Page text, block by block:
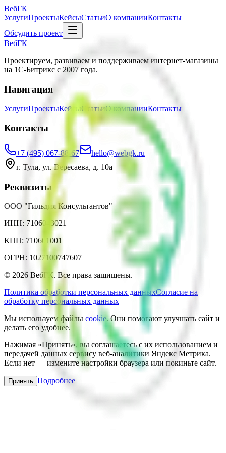
ВебГК
УслугиПроектыКейсыСтатьиО компанииКонтакты
Обсудить проект
ВебГК
Проектируем, развиваем и поддерживаем интернет-магазины
на 1С-Битрикс с 2007 года.
Навигация
УслугиПроектыКейсыСтатьиО компанииКонтакты
Контакты
+7 (495) 067-88-67
hello@webgk.ru
г. Тула, ул. Вересаева, д. 10а
Реквизиты
ООО "Гильдия Консультантов"
ИНН: 7106043021
КПП: 710601001
ОГРН: 1027100747607
© 2026 ВебГК. Все права защищены.
Политика обработки персональных данныхСогласие на
обработку персональных данных
Мы используем файлы cookie. Они помогают улучшать сайт и
делать его удобнее.
Нажимая «Принять», вы соглашаетесь с их использованием и
передачей данных сервису веб-аналитики Яндекс Метрика.
Если нет — измените настройки браузера или покиньте сайт.
Принять Подробнее